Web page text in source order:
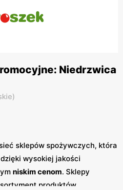
Niedrzwica
)
sklepów spożywczych, która
wysokiej jakości
niskim cenom. Sklepy
produktów